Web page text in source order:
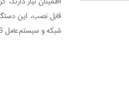
قابل نصب، این
شبکه و سیستم‌عامل QTS کیونپ، باعث می‌شود تا دستگاه از نظر کارایی، امنیت و راحتی استفاده در سطح بالایی قرار گیرد.